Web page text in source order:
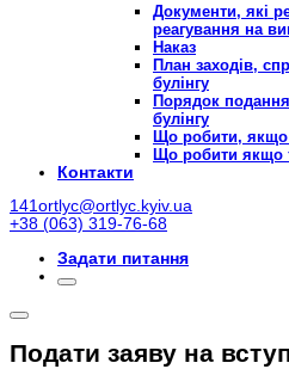
Документи, які
реагування на
Наказ
План заходів,
булінгу
Порядок
булінгу
Що робити, якщо
Що робити якщо
Контакти
141ortlyc@ortlyc.kyiv.ua
+38 (063) 319-76-68
Задати питання
Подати заяву на